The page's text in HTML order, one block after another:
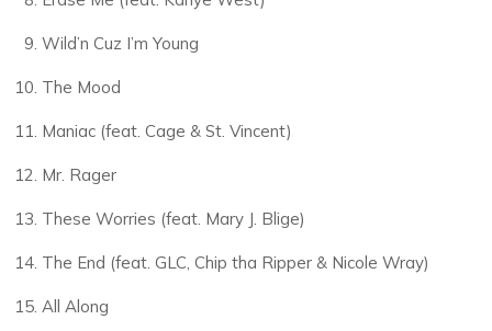
Wild’n Cuz I’m Young
The Mood
Maniac (feat. Cage & St. Vincent)
Mr. Rager
These Worries (feat. Mary J. Blige)
The End (feat. GLC, Chip tha Ripper & Nicole Wray)
All Along